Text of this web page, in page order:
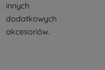
innych
dodatkowych
akcesoriów.